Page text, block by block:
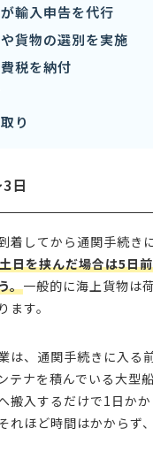
輸入申告を代行
貨物の選別を実施
税を納付
り
日
着してから通関手続き
土日を挟んだ場合は5日
。一般的に海上貨物は
す。
は、通関手続きに入る
テナを積んでいる大型
搬入するだけで1日か
れほど時間はかからず